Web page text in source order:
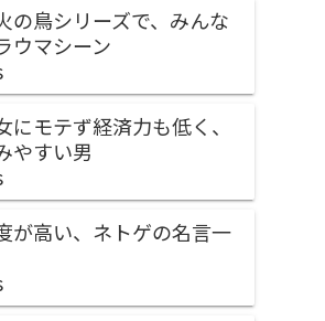
の鳥シリーズで、みんな
ウマシーン
モテず経済力も低く、
やすい男
が高い、ネトゲの名言一